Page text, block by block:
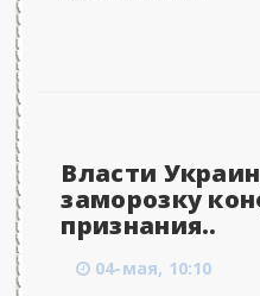
Власти
заморозку
признания..
04-мая, 10:10